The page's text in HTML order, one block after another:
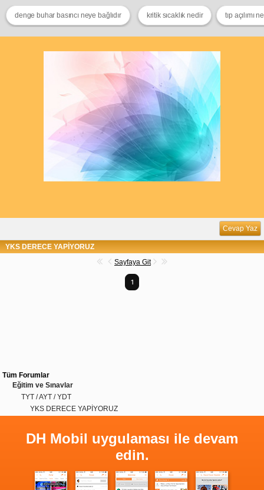
denge buhar basıncı neye bağlıdır kritik sıcaklık nedir tıp açılımı
Cevap Yaz
YKS DERECE YAPİYORUZ
Sayfaya Git
1
Tüm Forumlar
Eğitim ve Sınavlar
TYT / AYT / YDT
YKS DERECE YAPİYORUZ
DH Mobil uygulaması ile devam
edin.